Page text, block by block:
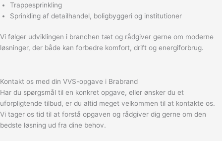
Trappesprinkling
Sprinkling af detailhandel, boligbyggeri og institutioner
Vi følger udviklingen i branchen tæt og rådgiver gerne om moderne
løsninger, der både kan forbedre komfort, drift og energiforbrug.
Kontakt os med din VVS-opgave i Brabrand
Har du spørgsmål til en konkret opgave, eller ønsker du et
uforpligtende tilbud, er du altid meget velkommen til at kontakte os.
Vi tager os tid til at forstå opgaven og rådgiver dig gerne om den
bedste løsning ud fra dine behov.